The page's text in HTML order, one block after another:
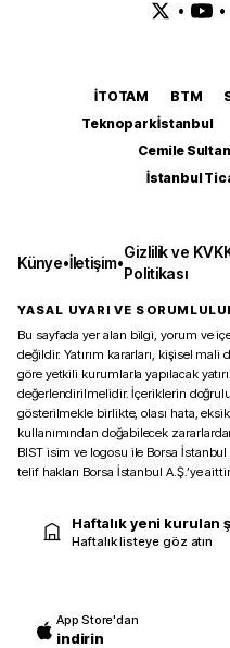
• •
İTOTAM BTM
Teknopark İstanbul
Cemile
İstanbul
Künye•İletişim•
Gizlilik ve
Politikası
YASAL UYARI VE
Bu sayfada yer alan bilgi, yorum ve
değildir. Yatırım kararları, kişisel
göre yetkili kurumlarla yapılacak
değerlendirilmelidir. İçeriklerin
gösterilmekle birlikte, olası hata,
kullanımından doğabilecek
BIST isim ve logosu ile Borsa
telif hakları Borsa İstanbul A.Ş.’ye
Haftalık yeni kurulan
Haftalık listeye göz atın
App Store'dan
indirin